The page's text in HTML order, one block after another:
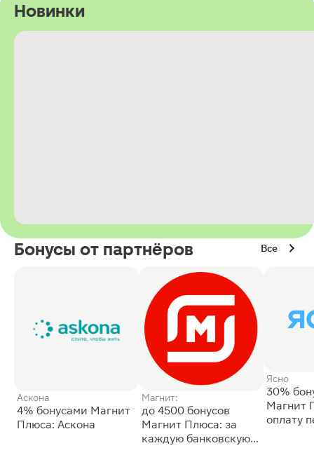
Новинки
Бонусы от партнёров Все
Аскона
4% бонусами Магнит
Плюса: Аскона
Магнит:
до 4500 бонусов
Магнит Плюса: за
каждую банковскую
Ясно
30%
Магнит
оплату